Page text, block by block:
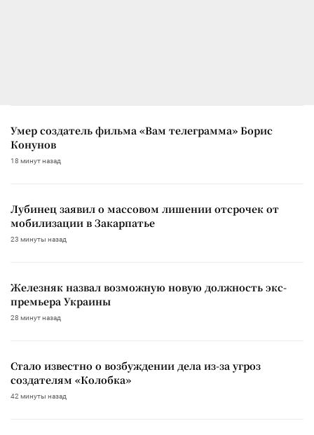
Умер создатель фильма «Вам телеграмма» Борис
Конунов
18 минут назад
Лубинец заявил о массовом лишении отсрочек от
мобилизации в Закарпатье
23 минуты назад
Железняк назвал возможную новую должность экс-
премьера Украины
28 минут назад
Стало известно о возбуждении дела из-за угроз
создателям «Колобка»
42 минуты назад